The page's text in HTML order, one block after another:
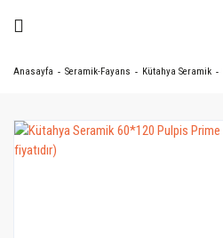
Anasayfa Seramik-Fayans Kütahya Seramik